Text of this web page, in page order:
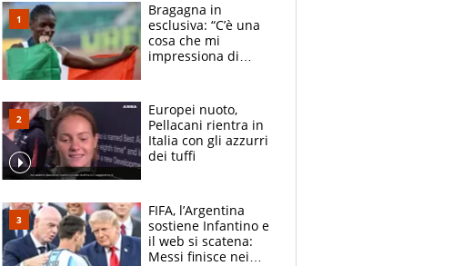
Bragagna in
esclusiva: “C’è una
cosa che mi
impressiona di
E svela la sorpresa
agli Europei
Europei nuoto,
Pellacani rientra in
Italia con gli azzurri
dei tuffi
FIFA, l’Argentina
sostiene Infantino e
il web si scatena:
Messi finisce nei